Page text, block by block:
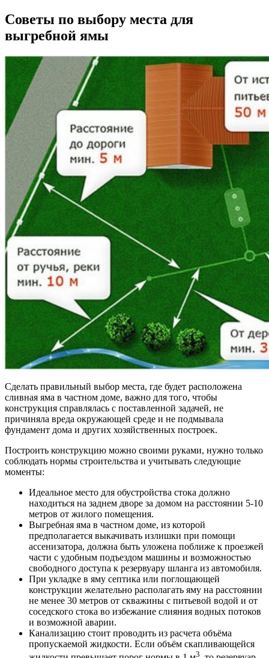
Советы по выбору места для
выгребной ямы
Сделать правильный выбор места, где будет расположена
сливная яма в частном доме, важно для того, чтобы
конструкция справлялась с поставленной задачей, не
причиняла вреда окружающей среде и не подмывала
фундамент дома и других хозяйственных построек.
Построить конструкцию можно своими руками, нужно только
соблюдать нормы строительства и учитывать следующие
моменты:
Идеальное место для обустройства стока должно
находиться на заднем дворе за домом на расстоянии 5-10
метров от жилого помещения.
Выгребная яма в частном доме, из которой
предполагается выкачивать излишки при помощи
ассенизатора, должна быть уложена поближе к проезжей
части с удобным подъездом машины и возможностью
свободного доступа к резервуару шланга из автомобиля.
При укладке в яму септика или поглощающей
конструкции желательно располагать яму на расстоянии
не менее 30 метров от скважины с питьевой водой и от
соседского стока во избежание слияния водных потоков
и возможной аварии.
Канализацию стоит проводить из расчета объёма
пропускаемой жидкости. Если объём скапливающейся
3